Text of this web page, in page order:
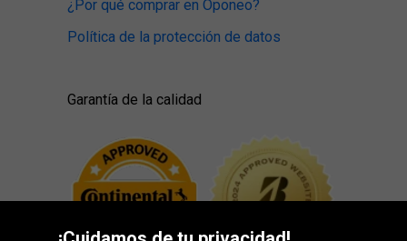
¿Por qué comprar en Oponeo?
Política de la protección de datos
Garantía de la calidad